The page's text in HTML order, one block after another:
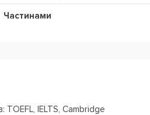
Частинами
TOEFL, IELTS, Cambridge